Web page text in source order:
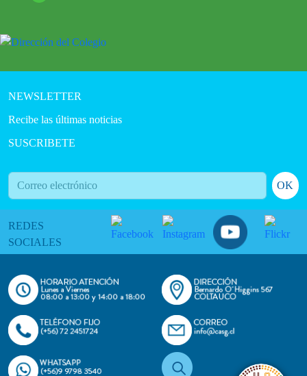
NEWSLETTER
Recibe las últimas noticias
SUSCRIBETE
OK
REDES
SOCIALES